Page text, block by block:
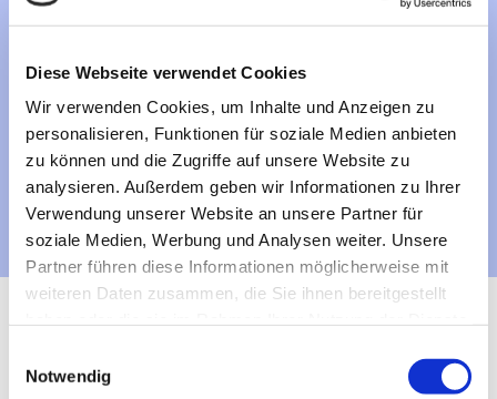
Diese Webseite verwendet Cookies
Wir verwenden Cookies, um Inhalte und Anzeigen zu
personalisieren, Funktionen für soziale Medien anbieten
zu können und die Zugriffe auf unsere Website zu
analysieren. Außerdem geben wir Informationen zu Ihrer
Verwendung unserer Website an unsere Partner für
soziale Medien, Werbung und Analysen weiter. Unsere
Partner führen diese Informationen möglicherweise mit
weiteren Daten zusammen, die Sie ihnen bereitgestellt
Notwendig
Bewertung von Fahrzeugen, Leasingfahrzeugen &
Oldtimern
Kompetente Beratung bei KFZ Fragen
Wir bieten Ihnen amtliche
Dienstleistungen als GTÜ-